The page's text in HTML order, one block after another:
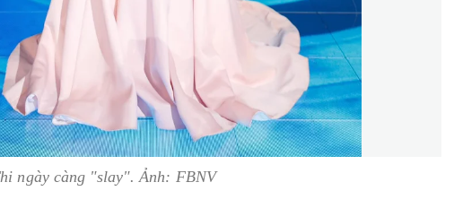
ngày càng "slay". Ảnh: FBNV